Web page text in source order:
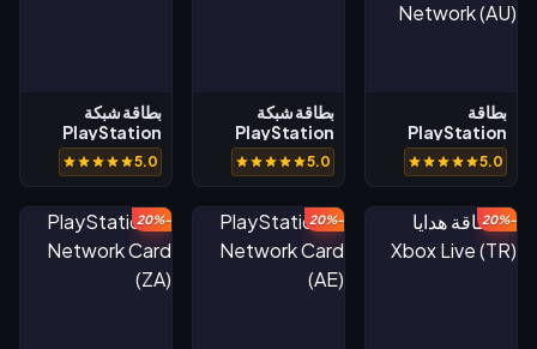
بطاقة
PlayStation
Network (AU)
5.0
بطاقة شبكة
PlayStation
(BR)
5.0
بطاقة شبكة
PlayStation
(TH)
5.0
-20%
-20%
-20%